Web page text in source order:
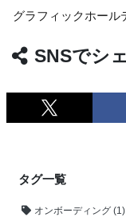
グラフィックホール
SNSでシ
タグ一覧
オンボーディング (1)